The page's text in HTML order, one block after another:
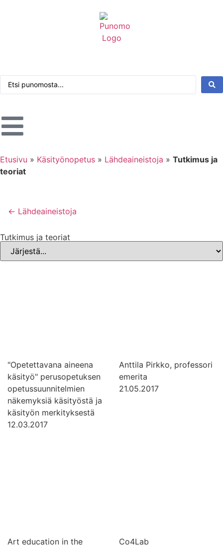
Etusivu » Käsityönopetus » Lähdeaineistoja » Tutkimus ja
teoriat
← Lähdeaineistoja
Tutkimus ja teoriat
"Opetettavana aineena
käsityö" perusopetuksen
opetussuunnitelmien
näkemyksiä käsityöstä ja
käsityön merkityksestä
12.03.2017
Anttila Pirkko, professori
emerita
21.05.2017
Art education in the
Co4Lab